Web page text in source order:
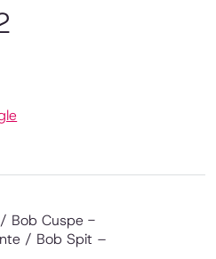
Bob Cuspe -
/ Bob Spit –